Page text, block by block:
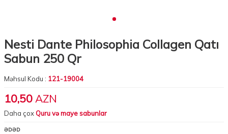
Nesti Dante Philosophia Collagen Qatı
Sabun 250 Qr
Məhsul Kodu : 121-19004
10,50 AZN
Daha çoxQuru və maye sabunlar
ƏDƏD